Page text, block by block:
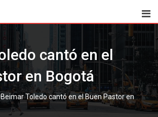
cantó en el
Beimar Toledo cantó en el Buen Pastor en